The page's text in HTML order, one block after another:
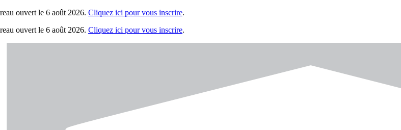
ouvert le 6 août 2026.Cliquez ici pour vous inscrire.
ouvert le 6 août 2026.Cliquez ici pour vous inscrire.